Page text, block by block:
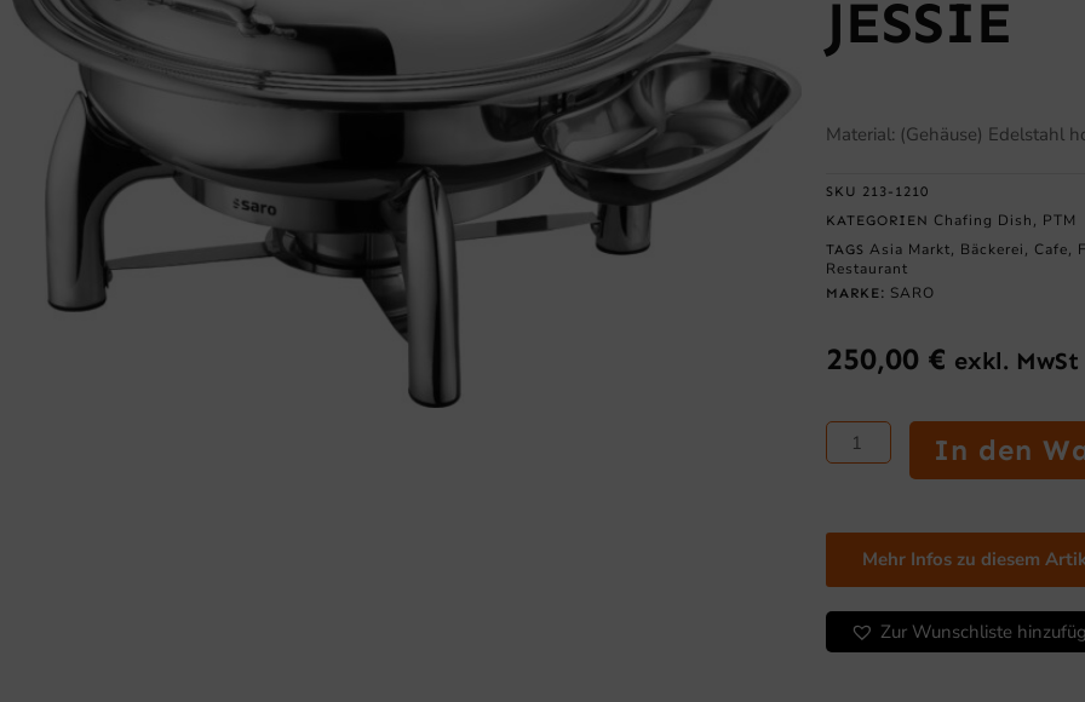
JESSIE
Material: (Gehäuse) Edelstahl
SKU 213-1210
KATEGORIEN Chafing Dish , PTM
TAGS Asia Markt, Bäckerei , Cafe,
Restaurant
MARKE: SARO
250,00 € exkl. MwSt
SARO
Chafing
Behälter
induktionsgeeignet,
Modell
JESSIE
Menge
In den
Mehr Infos zu diesem
Zur Wunschliste